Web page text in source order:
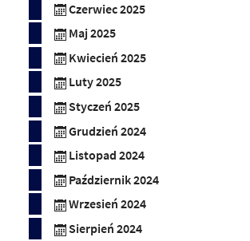
Czerwiec 2025
Maj 2025
Kwiecień 2025
Luty 2025
Styczeń 2025
Grudzień 2024
Listopad 2024
Październik 2024
Wrzesień 2024
Sierpień 2024